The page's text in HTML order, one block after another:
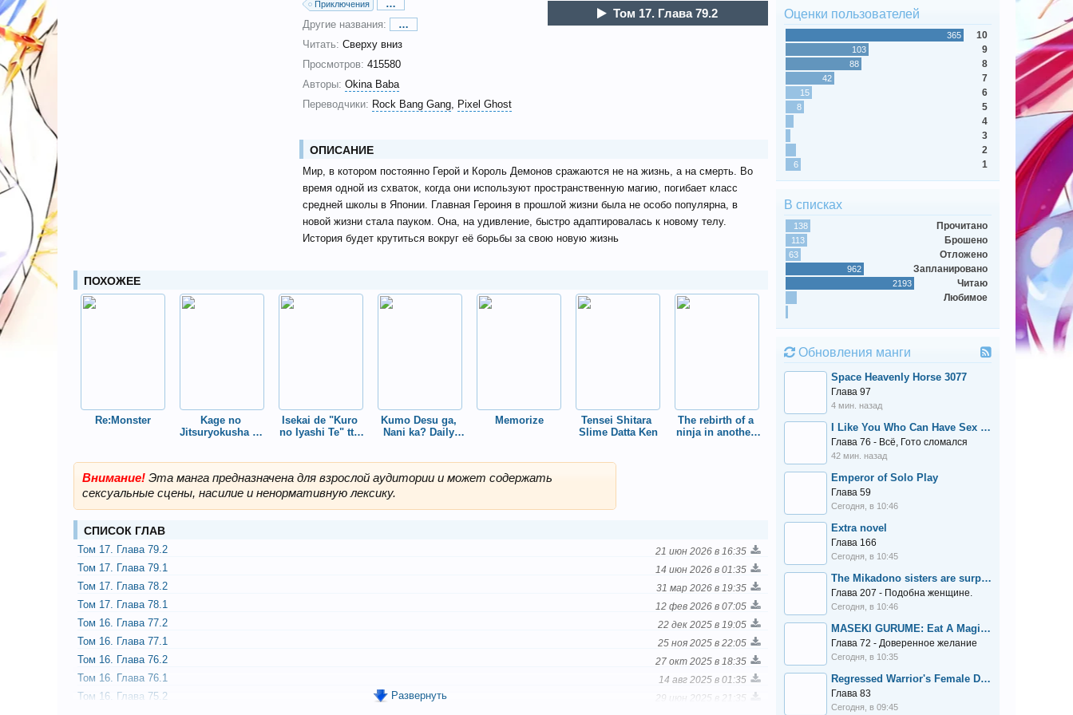
Приключения
…
Другие названия:
…
Читать: Сверху вниз
Просмотров: 415580
Авторы: Okina Baba
Переводчики: Rock Bang Gang Pixel Ghost
Том 17. Глава 79.2
ОПИСАНИЕ
Мир, в котором постоянно Герой и Король Демонов сражаются не на жизнь, а на смерть. Во
время одной из схваток, когда они используют пространственную магию, погибает класс
средней школы в Японии. Главная Героиня в прошлой жизни была не особо популярна, в
новой жизни стала пауком. Она, на удивление, быстро адаптировалась к новому телу.
История будет крутиться вокруг её борьбы за свою новую жизнь
ПОХОЖЕЕ
Re:Monster
Kage no
Jitsuryokusha ni
Isekai de "Kuro
no Iyashi Te" tte
Kumo Desu ga,
Nani ka? Daily
Memorize
Tensei Shitara
Slime Datta Ken
The rebirth of a
ninja in another
Внимание! Эта манга предназначена для взрослой аудитории и может содержать
сексуальные сцены, насилие и ненормативную лексику.
СПИСОК ГЛАВ
21 июн 2026 в 16:35
Том 17. Глава 79.2
14 июн 2026 в 01:35
Том 17. Глава 79.1
31 мар 2026 в 19:35
Том 17. Глава 78.2
12 фев 2026 в 07:05
Том 17. Глава 78.1
22 дек 2025 в 19:05
Том 16. Глава 77.2
25 ноя 2025 в 22:05
Том 16. Глава 77.1
27 окт 2025 в 18:35
Том 16. Глава 76.2
14 авг 2025 в 01:35
Том 16. Глава 76.1
29 июн 2025 в 21:35
Том 16. Глава 75.2 Развернуть
Оценки пользователей
10
365
9
103
8
88
7
42
6
15
5
8
4
3
2
1
6
В списках
Прочитано
138
Брошено
113
Отложено
63
Запланировано
962
Читаю
2193
Любимое
Обновления манги
Space Heavenly Horse 3077
Глава 97
4 мин. назад
I Like You Who Can Have Sex Anyone.
Глава 76 - Всё, Гото сломался
42 мин. назад
Emperor of Solo Play
Глава 59
Сегодня, в 10:46
Extra novel
Глава 166
Сегодня, в 10:45
The Mikadono sisters are surprisingly easy to deal with.
Глава 207 - Подобна женщине.
Сегодня, в 10:46
MASEKI GURUME: Eat A Magic Stone And Become Stronger
Глава 72 - Доверенное желание
Сегодня, в 10:35
Regressed Warrior's Female Dominance Diary
Глава 83
Сегодня, в 09:45